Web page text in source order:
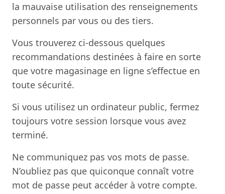
la mauvaise utilisation des renseignements
personnels par vous ou des tiers.
Vous trouverez ci-dessous quelques
recommandations destinées à faire en sorte
que votre magasinage en ligne s’effectue en
toute sécurité.
Si vous utilisez un ordinateur public, fermez
toujours votre session lorsque vous avez
terminé.
Ne communiquez pas vos mots de passe.
N’oubliez pas que quiconque connaît votre
mot de passe peut accéder à votre compte.